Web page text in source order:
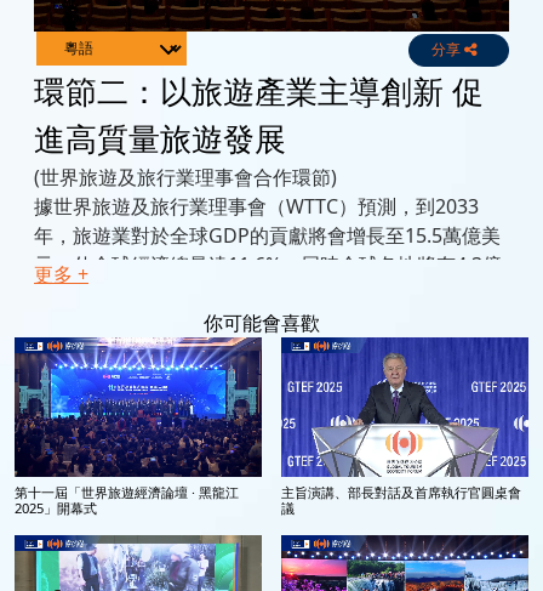
Channels 分享
環節二：以旅遊產業主導創新 促
進高質量旅遊發展
(世界旅遊及旅行業理事會合作環節)
據世界旅遊及旅行業理事會（WTTC）預測，到2033
年，旅遊業對於全球GDP的貢獻將會增長至15.5萬億美
元，佔全球經濟總量達11.6%，屆時全球各地將有4.3億
旅遊業的增長勢頭，並釋放出旅遊業的潛能，意味著旅
遊業需要加強其創新的水平。
本討論環節將與世界旅遊及旅行業理事會合作，從旅遊
行業的視角出發，檢視創新與高質量發展如何重塑全球
旅遊經濟。其中，科技將會扮演著重要角色，成為安
全、無縫旅行體驗的關鍵推動因素。數字化轉型將對
“願景2030” 帶來什麼作用？如何令創新更好地服務當地
何釋放旅遊業的潛能？旅遊及旅行業應如何保持其與創
新的相關性，並繼續適應瞬息萬變的消費趨勢？科技創
更多 +
你可能會喜歡
第十一屆「世界旅遊經濟論壇 · 黑龍江
2025」開幕式
主旨演講、部長對話及首席執行官圓桌會
議